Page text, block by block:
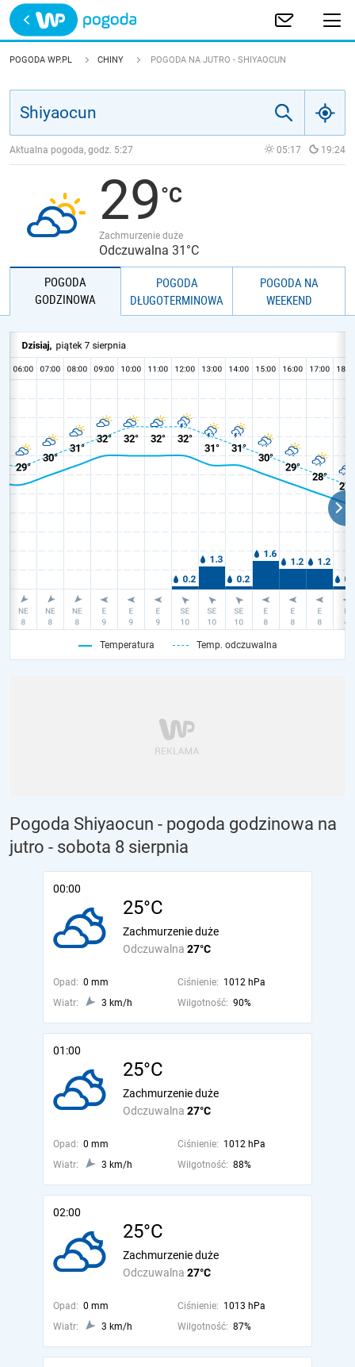
Trwa ładowanie
POLSKA
JAKOŚĆ POWIETRZA
POGODA WP.PL CHINY POGODA NA JUTRO - SHIYAOCUN
Aktualna pogoda, godz. 5:27 05:17 19:24
29
Zachmurzenie duże
Odczuwalna 31°C
POGODA
GODZINOWA
POGODA
DŁUGOTERMINOWA
POGODA NA
WEEKEND
Temperatura Temp. odczuwalna
Pogoda Shiyaocun - pogoda godzinowa na
jutro - sobota 8 sierpnia
00:00
25°C
Odczuwalna 27°C
Zachmurzenie duże
Opad: 0 mm Ciśnienie: 1012 hPa
Wiatr:
3 km/h Wilgotność: 90%
01:00
25°C
Odczuwalna 27°C
Zachmurzenie duże
Opad: 0 mm Ciśnienie: 1012 hPa
Wiatr:
3 km/h Wilgotność: 88%
02:00
25°C
Odczuwalna 27°C
Zachmurzenie duże
Opad: 0 mm Ciśnienie: 1013 hPa
Wiatr:
3 km/h Wilgotność: 87%